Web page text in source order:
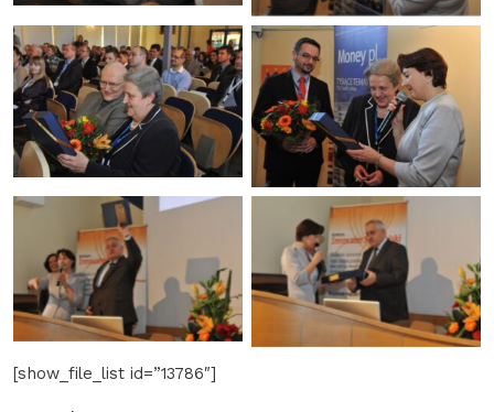
[show_file_list id=”13786″]